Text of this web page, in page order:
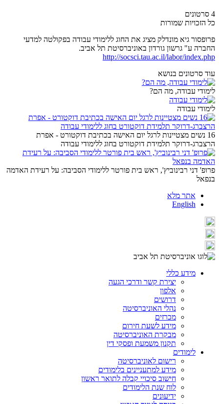
4 סרטונים
כל הזכויות שמורות
פרופסור גיא מונדלק מציג את החוג ללימודי עבודה בפקולטה למדעי
החברה ע" גרשון גורדון באוניברסיטת תל אביב.
http://socsci.tau.ac.il/labor/index.php
עוד סרטונים בנושא
לימודי עבודה, מה הם?
לימודי עבודה
16 נשים מצטיינות לרגל יום האישה בכתיבת דוקטורט - אפרת
הרצברג-דרוקר תלמידת דוקטורט בחוג ללימודי עבודה
פרופ' דני רבינוביץ', ראש בית פורטר ללימודי הסביבה: על רעידת האדמה
בנפאל
אתר מלא
English
מידע כללי
יצירת קשר ודרכי הגעה
אלפון
דרושים
נהלי האוניברסיטה
מכרזים
מידע לשעת חירום
מבקרת האוניברסיטה
תקנון משמעת ופסקי דין
לימודים
רישום לאוניברסיטה
מידע למתעניינים בלימודים
חישוב סיכויי קבלה לתואר ראשון
לוח שנת הלימודים
ידיעונים